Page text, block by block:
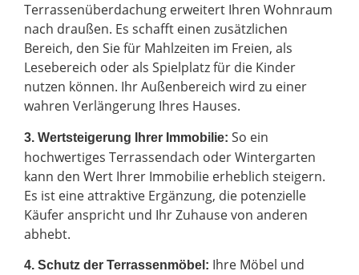
Terrassenüberdachung erweitert Ihren Wohnraum
nach draußen. Es schafft einen zusätzlichen
Bereich, den Sie für Mahlzeiten im Freien, als
Lesebereich oder als Spielplatz für die Kinder
nutzen können. Ihr Außenbereich wird zu einer
wahren Verlängerung Ihres Hauses.
3. Wertsteigerung Ihrer Immobilie: So ein
hochwertiges Terrassendach oder Wintergarten
kann den Wert Ihrer Immobilie erheblich steigern.
Es ist eine attraktive Ergänzung, die potenzielle
Käufer anspricht und Ihr Zuhause von anderen
abhebt.
4. Schutz der Terrassenmöbel: Ihre Möbel und